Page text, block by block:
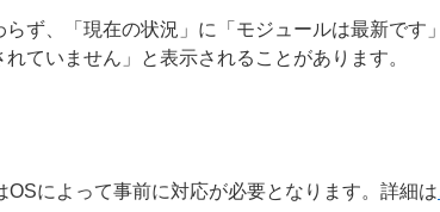
ず、「現在の状況」に「モジュールは最新です
ていません」と表示されることがあります。
によって事前に対応が必要となります。詳細は